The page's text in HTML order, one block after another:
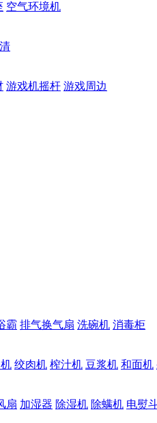
空气环境机
游戏机摇杆 游戏周边
霸 排气换气扇 洗碗机 消毒柜
绞肉机 榨汁机 豆浆机 和面机
扇 加湿器 除湿机 除螨机 电熨